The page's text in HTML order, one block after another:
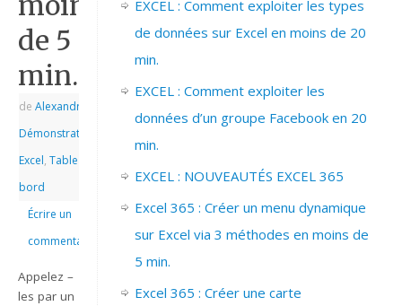
de 5
min.
deAlexandre
Démonstrations
Excel,Tableau de
bord
Écrire un
commentaire
Appelez –
les par un
EXCEL : Comment exploiter les types
de données sur Excel en moins de 20
min.
EXCEL : Comment exploiter les
données d’un groupe Facebook en 20
min.
EXCEL : NOUVEAUTÉS EXCEL 365
Excel 365 : Créer un menu dynamique
sur Excel via 3 méthodes en moins de
5 min.
Excel 365 : Créer une carte